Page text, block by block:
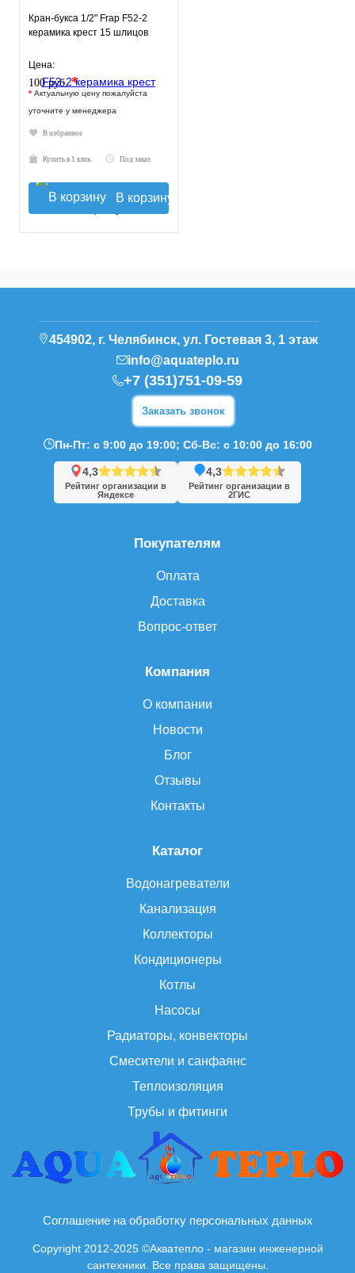
Кран-букса 1/2" Frap F52-2
керамика крест 15 шлицов
Цена:
100 руб.*
* Актуальную цену пожалуйста
уточните у менеджера
В избранное
Купить в 1 клик Под заказ
В корзину
Каталог
Водонагреватели
Канализация
Коллекторы
Кондиционеры
Котлы
Насосы
Радиаторы, конвекторы
Смесители и санфаянс
Теплоизоляция
Трубы и фитинги
Компания
О компании
Новости
Блог
Отзывы
Контакты
Покупателям
Оплата
Доставка
Вопрос-ответ
454902, г. Челябинск, ул. Гостевая 3, 1 этаж
info@aquateplo.ru
+7 (351)751-09-59
Заказать звонок
Пн-Пт: с 9:00 до 19:00; Сб-Вс: с 10:00 до 16:00
4,3
Рейтинг организации в
Яндексе
4,3
Рейтинг организации в
2ГИС
Соглашение на обработку персональных данных
Copyright 2012-2025 ©Акватепло - магазин инженерной
сантехники. Все права защищены.